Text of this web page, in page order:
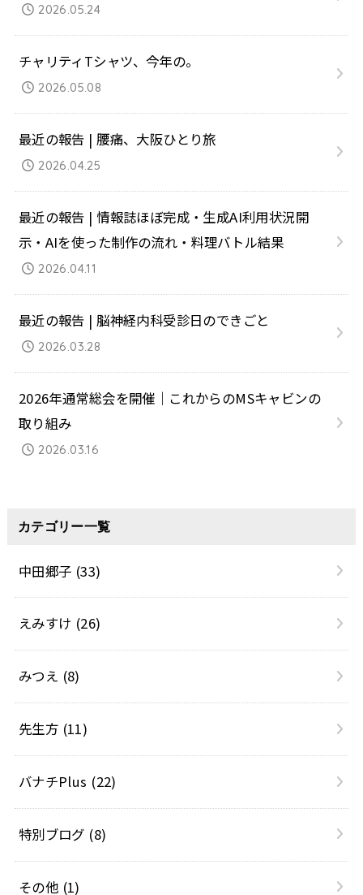
2026.05.24
チャリティTシャツ、今年の。
2026.05.08
最近の報告 | 腰痛、大阪ひとり旅
2026.04.25
最近の報告 | 情報誌ほぼ完成・生成AI利用状況開
示・AIを使った制作の流れ・料理バトル結果
2026.04.11
最近の報告 | 脳神経内科受診日のできごと
2026.03.28
2026年通常総会を開催｜これからのMSキャビンの
取り組み
2026.03.16
カテゴリー一覧
中田郷子 (33)
えみすけ (26)
みつえ (8)
先生方 (11)
バナチPlus (22)
特別ブログ (8)
その他 (1)